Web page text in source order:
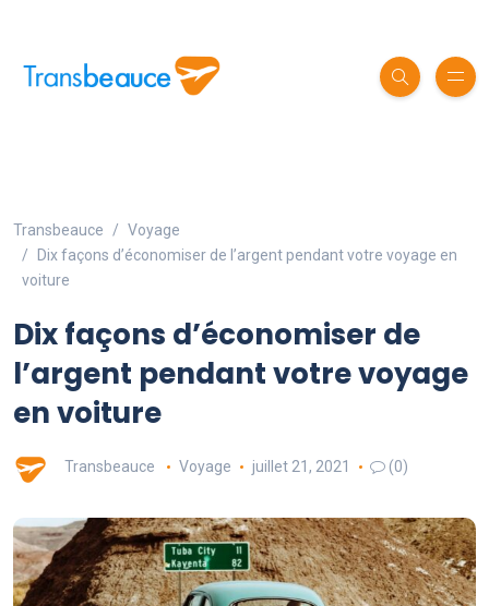
Transbeauce
Voyage
Dix façons d’économiser de l’argent pendant votre voyage en
voiture
Dix façons d’économiser de
l’argent pendant votre voyage
en voiture
Transbeauce Voyage juillet 21, 2021 (0)